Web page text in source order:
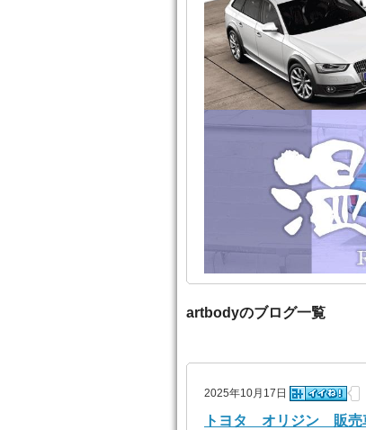
artbodyのブログ一覧
2025年10月17日
トヨタ オリジン 販売